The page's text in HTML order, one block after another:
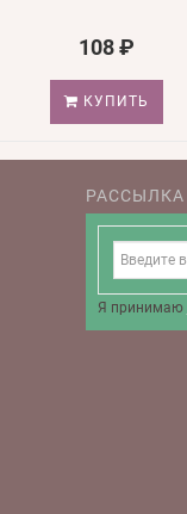
108 ₽
КУПИТЬ
РАССЫЛКА
Я принимаю